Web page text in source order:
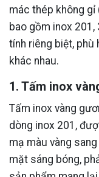
mác thép không
bao gồm inox
tính riêng biệt, phù
khác nhau.
1. Tấm inox
Tấm inox vàng
dòng inox 201,
mạ màu vàng
mặt sáng bóng,